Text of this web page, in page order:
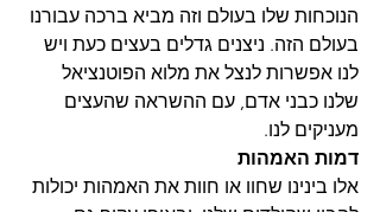
הנוכחות שלו בעולם וזה מביא ברכה עבורנו
בעולם הזה. ניצנים גדלים בעצים כעת ויש
לנו אפשרות לנצל את מלוא הפוטנציאל
שלנו כבני אדם, עם ההשראה שהעצים
מעניקים לנו.
דמות האמהות
אלו בינינו שחוו או חוות את האמהות יכולות